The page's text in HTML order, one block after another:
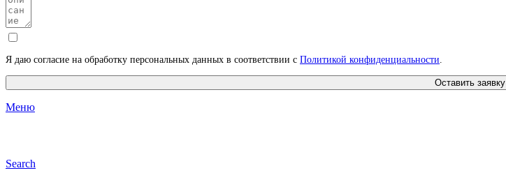
Я даю согласие на обработку персональных данных в соответствии с Политикой конфиденциальности.
Оставить заявку
Меню
Search